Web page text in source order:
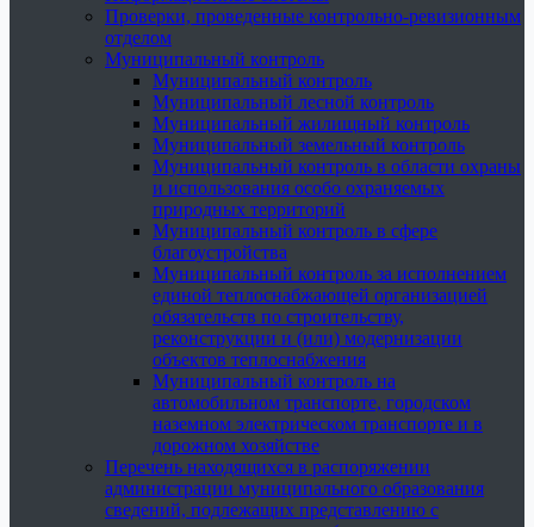
Проверки, проведенные контрольно-ревизионным
отделом
Муниципальный контроль
Муниципальный контроль
Муниципальный лесной контроль
Муниципальный жилищный контроль
Муниципальный земельный контроль
Муниципальный контроль в области охраны
и использования особо охраняемых
природных территорий
Муниципальный контроль в сфере
благоустройства
Муниципальный контроль за исполнением
единой теплоснабжающей организацией
обязательств по строительству,
реконструкции и (или) модернизации
объектов теплоснабжения
Муниципальный контроль на
автомобильном транспорте, городском
наземном электрическом транспорте и в
дорожном хозяйстве
Перечень находящихся в распоряжении
администрации муниципального образования
сведений, подлежащих представлению с